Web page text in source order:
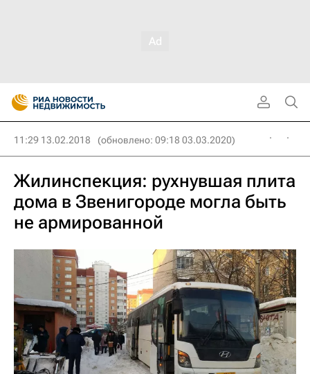
11:29 13.02.2018 (обновлено: 09:18 03.03.2020)
Жилинспекция: рухнувшая плита
дома в Звенигороде могла быть
не армированной